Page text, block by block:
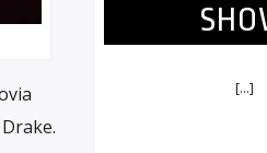
[...]